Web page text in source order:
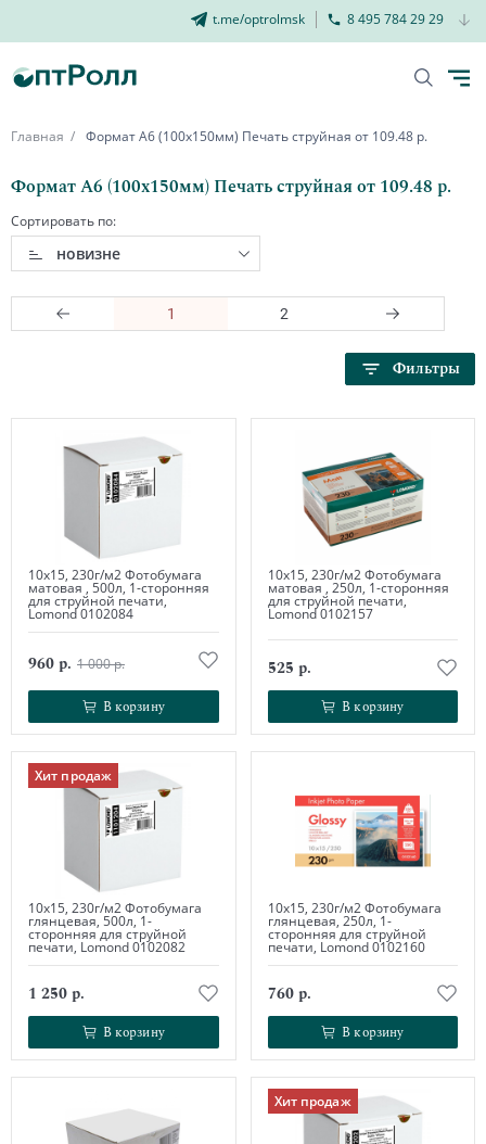
t.me/optrolmsk 8 495 784 29 29
Главная Формат А6 (100х150мм) Печать струйная от 109.48 р.
Формат А6 (100х150мм) Печать струйная от 109.48 р.
Сортировать по:
новизне
1 2
Фильтры
10х15, 230г/м2 Фотобумага
матовая , 500л, 1-сторонняя
для струйной печати,
Lomond 0102084
960 р. 1 000 р.
В корзину
В корзину
10х15, 230г/м2 Фотобумага
матовая , 250л, 1-сторонняя
для струйной печати,
Lomond 0102157
525 р.
В корзину
В корзину
Хит продаж
10х15, 230г/м2 Фотобумага
глянцевая, 500л, 1-
сторонняя для струйной
печати, Lomond 0102082
1 250 р.
В корзину
В корзину
10х15, 230г/м2 Фотобумага
глянцевая, 250л, 1-
сторонняя для струйной
печати, Lomond 0102160
760 р.
В корзину
В корзину
Хит продаж